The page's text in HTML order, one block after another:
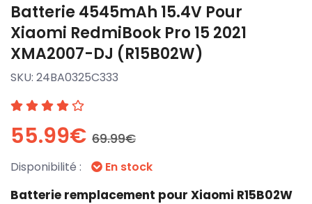
Batterie 4545mAh 15.4V Pour
Xiaomi RedmiBook Pro 15 2021
XMA2007-DJ (R15B02W)
SKU: 24BA0325C333
55.99€ 69.99€
Disponibilité : En stock
Batterie remplacement pour Xiaomi R15B02W